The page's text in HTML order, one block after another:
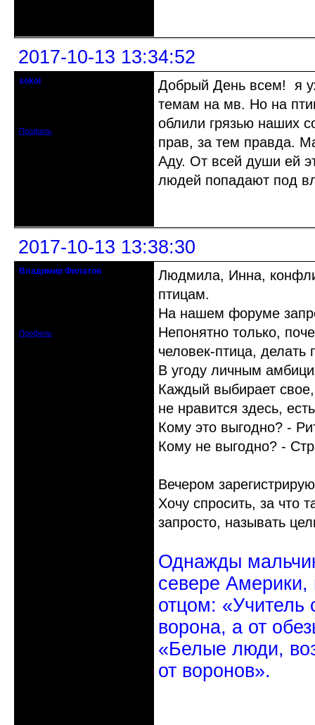
2017-10-13 13:34:52
sokol
Профиль
Добрый День всем! я
темам на мв. Но на
облили грязью наших
прав, за тем правда.
Аду. От всей души ей
людей попадают под
2017-10-13 13:38:30
Владимир Филатов
Профиль
Людмила, Инна,
птицам.
На нашем форуме
Непонятно только,
человек-птица, делать
В угоду личным
Каждый выбирает
не нравится здесь,
Кому это выгодно? -
Кому не выгодно? -
Вечером
Хочу спросить, за что
запросто, называть
Однажды
севере
отцом: «Учитель
ворона, а от
«Белые люди,
от воронов».